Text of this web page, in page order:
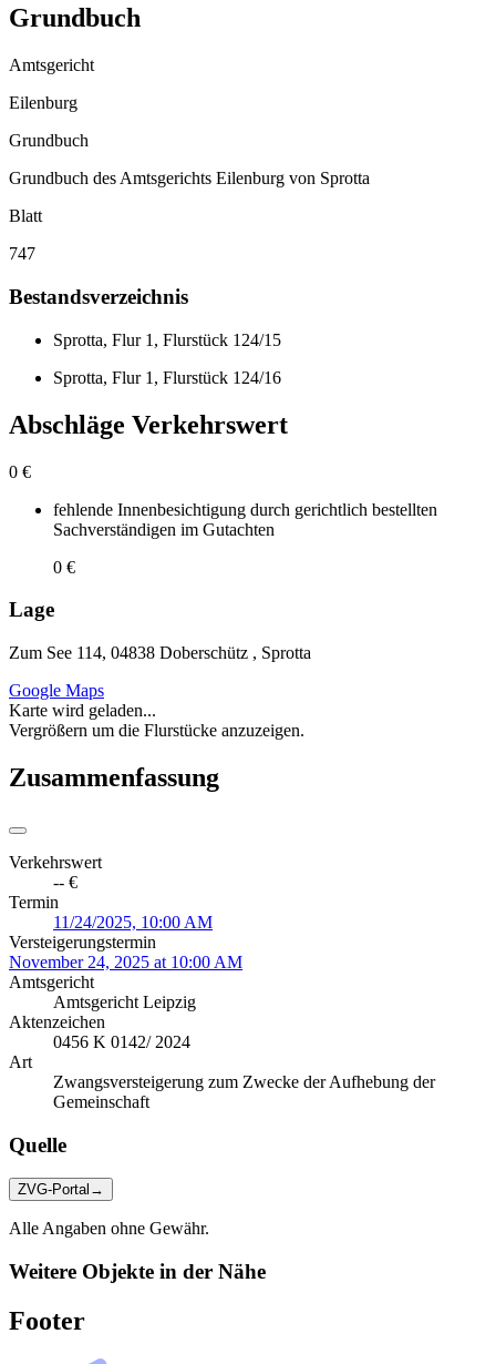
Grundbuch
Amtsgericht
Eilenburg
Grundbuch
Grundbuch des Amtsgerichts Eilenburg von Sprotta
Blatt
747
Bestandsverzeichnis
Sprotta, Flur 1, Flurstück 124/15
Sprotta, Flur 1, Flurstück 124/16
Abschläge Verkehrswert
0 €
fehlende Innenbesichtigung durch gerichtlich bestellten
Sachverständigen im Gutachten
0 €
Lage
Zum See 114, 04838 Doberschütz , Sprotta
Google Maps
Karte wird geladen...
Vergrößern um die Flurstücke anzuzeigen.
Zusammenfassung
Verkehrswert
-- €
Termin
11/24/2025, 10:00 AM
Versteigerungstermin
November 24, 2025 at 10:00 AM
Amtsgericht
Amtsgericht Leipzig
Aktenzeichen
0456 K 0142/ 2024
Art
Zwangsversteigerung zum Zwecke der Aufhebung der
Gemeinschaft
Quelle
ZVG-Portal →
Alle Angaben ohne Gewähr.
Weitere Objekte in der Nähe
Footer